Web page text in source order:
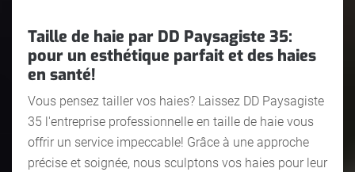
Taille de haie par DD Paysagiste 35:
pour un esthétique parfait et des haies
en santé!
Vous pensez tailler vos haies? Laissez DD Paysagiste
35 l'entreprise professionnelle en taille de haie vous
offrir un service impeccable! Grâce à une approche
précise et soignée, nous sculptons vos haies pour leur